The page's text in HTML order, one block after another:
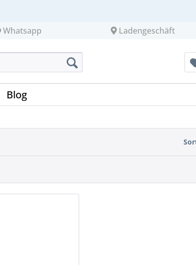
Whatsapp Ladengeschäft
Blog